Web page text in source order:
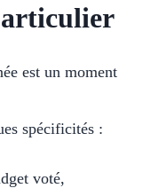
est un moment
spécificités :
voté,